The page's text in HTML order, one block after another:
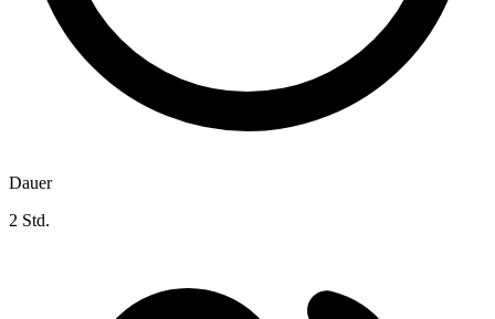
Dauer
2 Std.